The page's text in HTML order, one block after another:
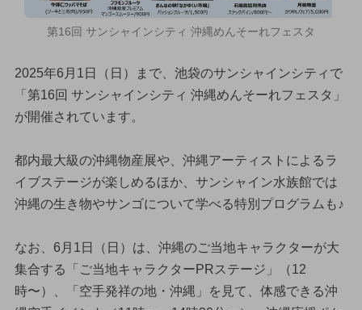
第16回 サンシャインシティ 沖縄めんそーれフェスタ
2025年6月1日（日）まで、池袋のサンシャインシティで
「第16回 サンシャインシティ 沖縄めんそーれフェスタ」
が開催されています。
都内最大級の沖縄物産展や、沖縄アーティストによるラ
イブステージが楽しめるほか、サンシャイン水族館では
沖縄の生き物やサンゴについて学べる特別プログラムも♪
なお、6月1日（日）は、沖縄のご当地キャラクターが大
集合する「ご当地キャラクターPRステージ」（12
時〜）、「空手発祥の地・沖縄」を見て、体感できる沖